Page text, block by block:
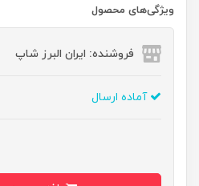
ویژگی‌های محصول
فروشنده: ایران البرز شاپ
آماده ارسال